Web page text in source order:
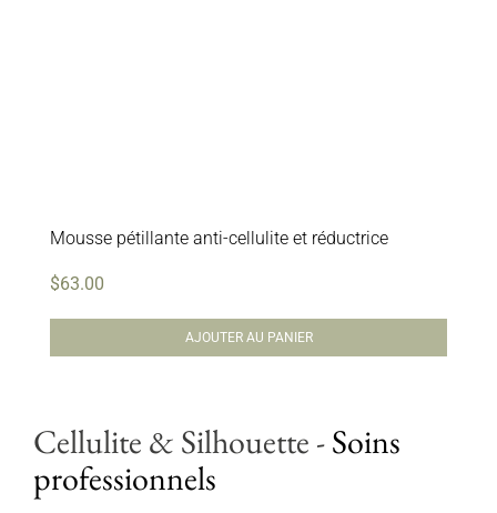
Mousse pétillante anti-cellulite et réductrice
$63.00
AJOUTER AU PANIER
Cellulite & Silhouette -Soins
professionnels